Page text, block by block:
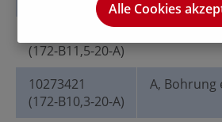
(172-B11,5-20-A)
10273421
(172-B10,3-20-A)
A, Bohrung
Alle Cookies